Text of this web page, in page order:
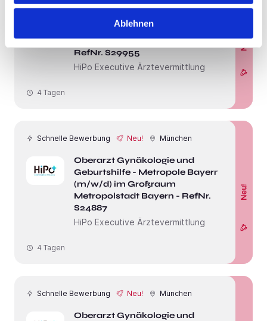
Ablehnen
Geburtshilfe Region München
(m/w/d) | im Großraum München -
RefNr. S29955
HiPo Executive Ärztevermittlung
Neu!
4 Tagen
Schnelle Bewerbung Neu! München
Oberarzt Gynäkologie und
Geburtshilfe - Metropole Bayern
(m/w/d) im Großraum
Metropolstadt Bayern - RefNr.
S24887
HiPo Executive Ärztevermittlung
Neu!
4 Tagen
Schnelle Bewerbung Neu! München
Oberarzt Gynäkologie und